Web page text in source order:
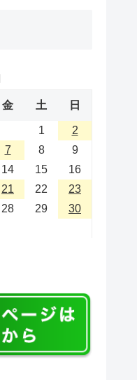
金 土 日
1
2
7 8
9
14 15
16
21 22
23
28 29
30